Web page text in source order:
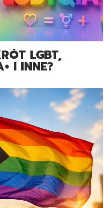
LGBT,
I INNE?
PO
POJĘCIACH